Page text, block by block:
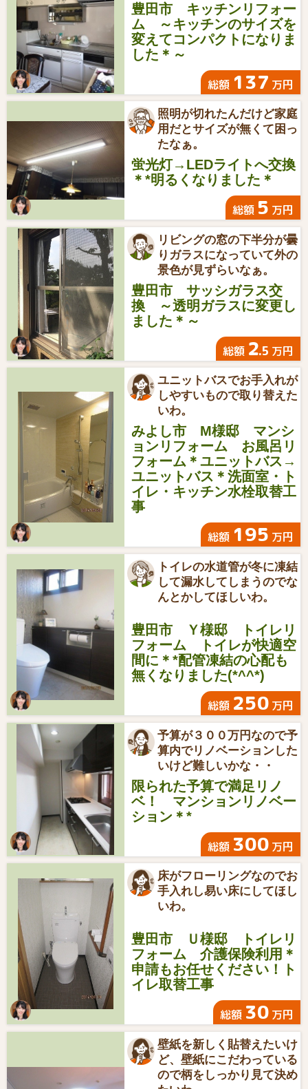
豊田市 キッチンリフォー
ム ～キッチンのサイズを
変えてコンパクトになりま
した＊～
総額 137 万円
照明が切れたんだけど家庭
用だとサイズが無くて困っ
たなぁ。
蛍光灯→LEDライトへ交換
＊*明るくなりました＊
総額 5 万円
リビングの窓の下半分が曇
りガラスになっていて外の
景色が見ずらいなぁ。
豊田市 サッシガラス交
換 ～透明ガラスに変更し
ました＊～
総額 2.5 万円
ユニットバスでお手入れが
しやすいもので取り替えた
いわ。
みよし市 M様邸 マンシ
ョンリフォーム お風呂リ
フォーム＊ユニットバス→
ユニットバス＊洗面室・ト
イレ・キッチン水栓取替工
事
総額 195 万円
トイレの水道管が冬に凍結
して漏水してしまうのでな
んとかしてほしいわ。
豊田市 Ｙ様邸 トイレリ
フォーム トイレが快適空
間に＊*配管凍結の心配も
無くなりました(*^^*)
総額 250 万円
予算が３００万円なので予
算内でリノベーションした
いけど難しいかな・・
限られた予算で満足リノ
ベ！ マンションリノベー
ション＊*
総額 300 万円
床がフローリングなのでお
手入れし易い床にしてほし
いわ。
豊田市 Ｕ様邸 トイレリ
フォーム 介護保険利用＊
申請もお任せください！ト
イレ取替工事
総額 30 万円
壁紙を新しく貼替えたいけ
ど、壁紙にこだわっている
ので柄をしっかり見て決め